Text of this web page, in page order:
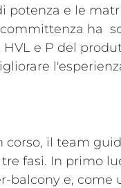
il team
fasi. In primo
e, come